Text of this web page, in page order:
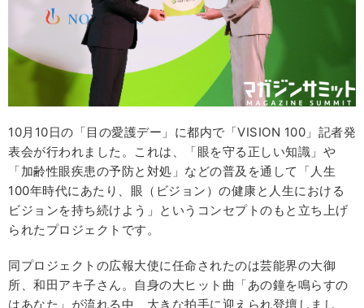
10月10日の「目の愛護デー」に都内で「VISION 100」記者発
表会が行われました。これは、「眼を守る正しい知識」や
「加齢性眼疾患の予防と対処」などの普及を通して「人生
100年時代にあたり、眼（ビジョン）の健康と人生における
ビジョンを持ち続けよう」というコンセプトのもと立ち上げ
られたプロジェクトです。
同プロジェクトの広報大使に任命されたのは芸能界の大御
所、和田アキ子さん。自身の大ヒット曲「あの鐘を鳴らすの
はあなた」が流れる中、大きな拍手に迎えられ登壇しまし